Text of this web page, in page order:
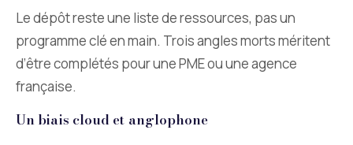
Le dépôt reste une liste de ressources, pas un
programme clé en main. Trois angles morts méritent
d’être complétés pour une PME ou une agence
française.
Un biais cloud et anglophone